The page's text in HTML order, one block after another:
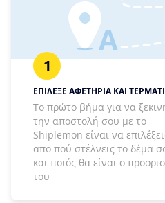
1
ΕΠΙΛΕΞΕ ΑΦΕΤΗΡΙΑ ΚΑΙ
Το πρώτο βήμα για να
την αποστολή σου με το
Shiplemon είναι να
απο πού στέλνεις το δέμα
και ποιός θα είναι ο
του